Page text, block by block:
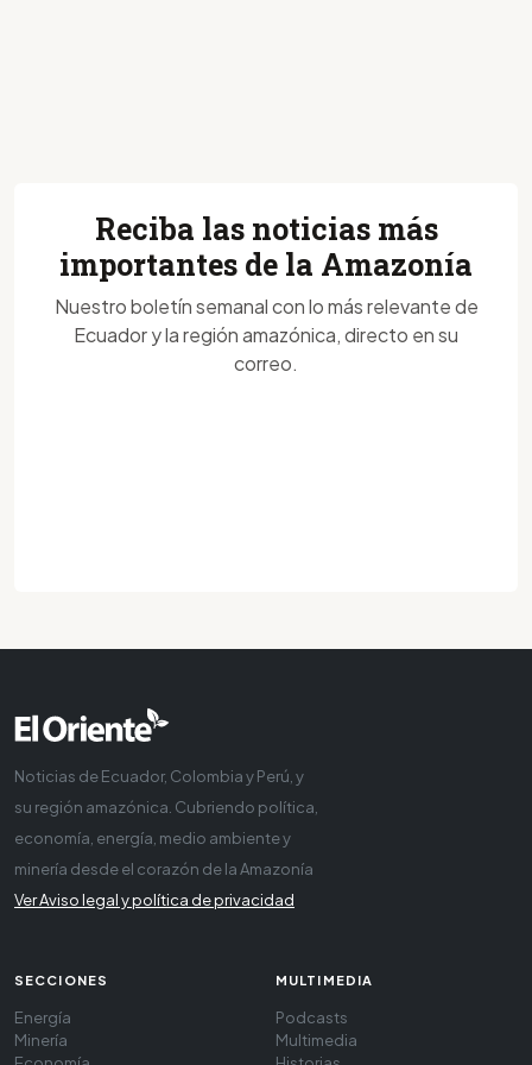
Reciba las noticias más
importantes de la Amazonía
Nuestro boletín semanal con lo más relevante de
Ecuador y la región amazónica, directo en su
correo.
Noticias de Ecuador, Colombia y Perú, y
su región amazónica. Cubriendo política,
economía, energía, medio ambiente y
minería desde el corazón de la Amazonía
Ver Aviso legal y política de privacidad
SECCIONES
Energía
Minería
MULTIMEDIA
Podcasts
Multimedia